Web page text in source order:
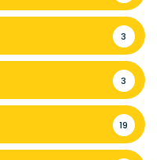
3
3
19